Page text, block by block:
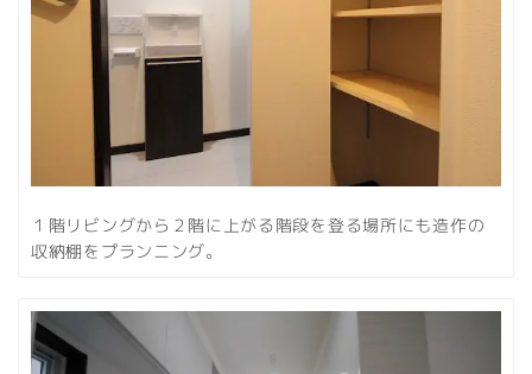
１階リビングから２階に上がる階段を登る場所にも造作の
収納棚をプランニング。